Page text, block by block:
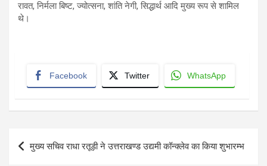
रावत, निर्मला बिष्ट, ज्योत्सना, शांति नेगी, सिद्धार्थ आदि मुख्य रूप से शामिल
थे।
Facebook Twitter WhatsApp
Post
navigation
मुख्य सचिव राधा रतूड़ी ने उत्तराखण्ड उद्यमी कॉन्क्लेव का किया शुभारम्भ